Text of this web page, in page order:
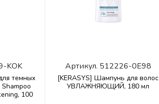
KOK
темных
100
Артикул. 512226-0E98
[KERASYS] Шампунь для волос
УВЛАЖНЯЮЩИЙ, 180 мл